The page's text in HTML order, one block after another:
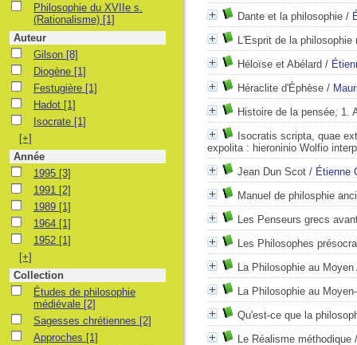
Dante et la philosophie /
L'Esprit de la philosophie
Héloïse et Abélard /
Héraclite d'Éphèse /
Histoire de la pensée, 1.
Isocratis scripta, quae
expolita : hieroninio Wolfio
Jean Dun Scot / Étienne
Manuel de philosphie
Les Penseurs grecs
Les Philosophes
La Philosophie au
La Philosophie au
Qu'est-ce que la
Le Réalisme méthodique
Philosophie du XVIIe s. (Rationalisme)
Philosophie du XVIIe s.
(Rationalisme) [1]
Auteur
GilsonGilson [8]
DiogèneDiogène [1]
FestugièreFestugière [1]
HadotHadot [1]
IsocrateIsocrate [1]
[+]
Année
1995 1995 [3]
1991 1991 [2]
1989 1989 [1]
1964 1964 [1]
1952 1952 [1]
[+]
Collection
Études de philosophie médiévale
Études de philosophie
médiévale [2]
Sagesses chrétiennes
Sagesses chrétiennes [2]
Approches
Approches [1]